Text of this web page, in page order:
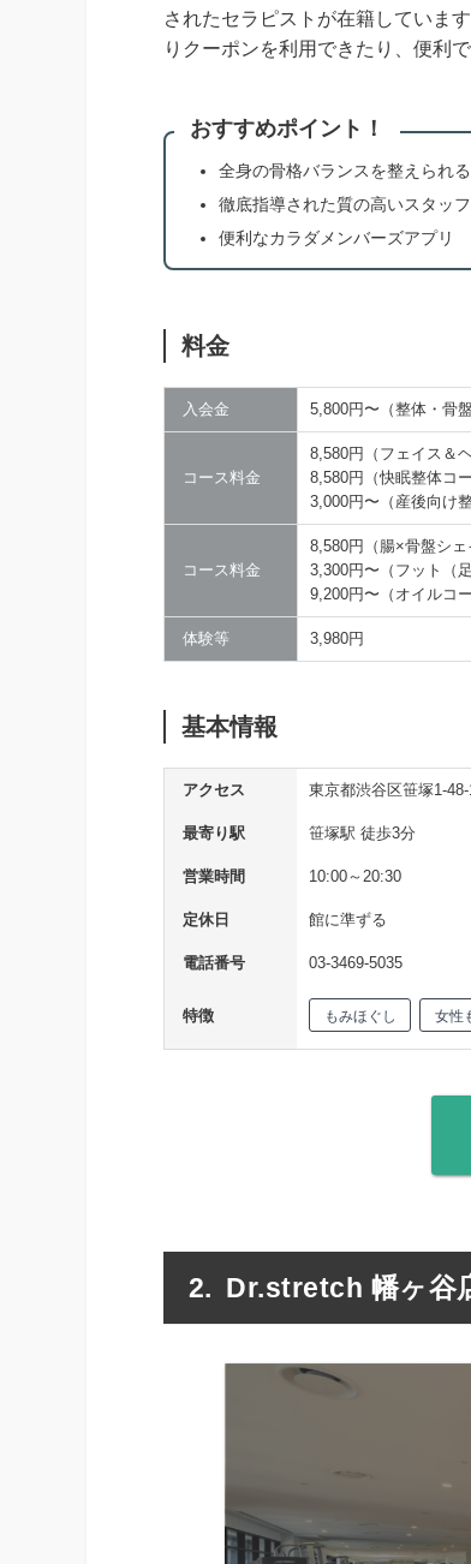
されたセラピストが在籍していま
りクーポンを利用できたり、便利で
おすすめポイント！
全身の骨格バランスを整えられる
徹底指導された質の高いスタッフ
便利なカラダメンバーズアプリ
料金
入会金 5,800円〜（整体・骨
コース料金
8,580円（フェイス＆
8,580円（快眠整体コー
3,000円〜（産後向け
コース料金
8,580円（腸×骨盤シェ
3,300円〜（フット（
9,200円〜（オイルコー
体験等 3,980円
基本情報
アクセス 東京都渋谷区笹塚1-
最寄り駅 笹塚駅 徒歩3分
営業時間 10:00～20:30
定休日 館に準ずる
電話番号 03-3469-5035
特徴 もみほぐし 女性
Dr.stretch 幡ヶ谷